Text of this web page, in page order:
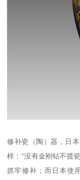
修补瓷（陶）器，日
样：“没有金刚钻不揽
抓牢修补；而日本使